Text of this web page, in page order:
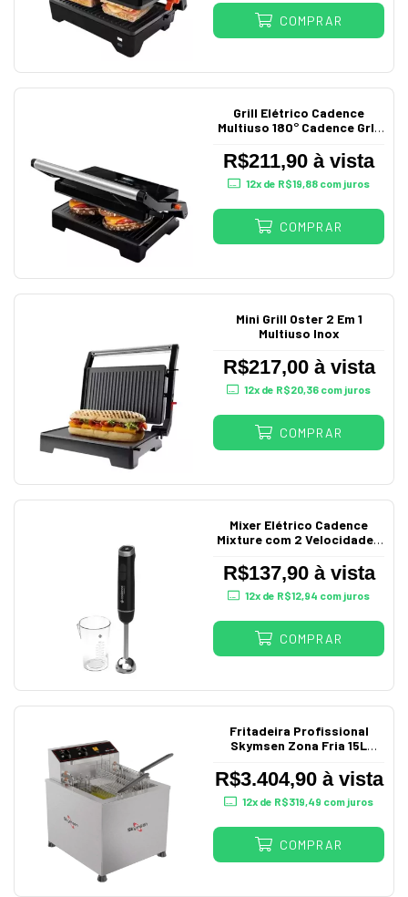
COMPRAR
Grill Elétrico Cadence
Multiuso 180° Cadence Grl-
R$211,90 à vista
12x de R$19,88com juros
COMPRAR
Mini Grill Oster 2 Em 1
Multiuso Inox
R$217,00 à vista
12x de R$20,36 com juros
COMPRAR
Mixer Elétrico Cadence
Mixture com 2 Velocidades
R$137,90 à vista
12x de R$12,94 com juros
COMPRAR
Fritadeira Profissional
Skymsen Zona Fria 15L
R$3.404,90 à vista
12x de R$319,49 com juros
COMPRAR